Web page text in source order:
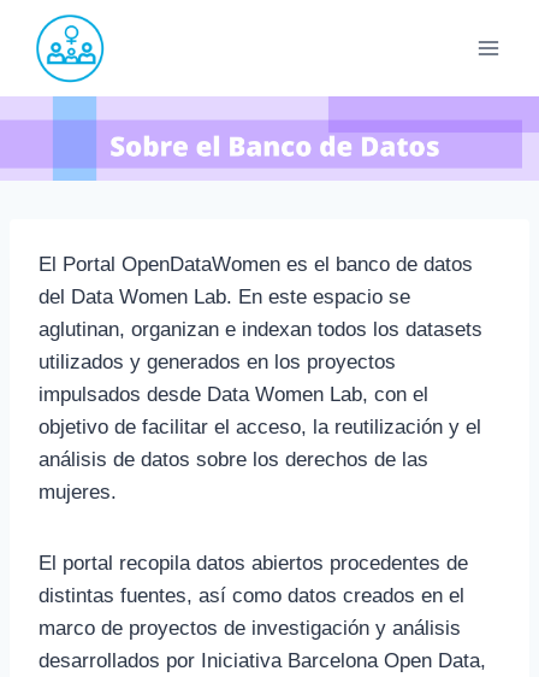
Saltar
contenido
El Portal OpenDataWomen es el banco de datos
del Data Women Lab. En este espacio se
aglutinan, organizan e indexan todos los datasets
utilizados y generados en los proyectos
impulsados desde Data Women Lab, con el
objetivo de facilitar el acceso, la reutilización y el
análisis de datos sobre los derechos de las
mujeres.
El portal recopila datos abiertos procedentes de
distintas fuentes, así como datos creados en el
marco de proyectos de investigación y análisis
desarrollados por Iniciativa Barcelona Open Data,